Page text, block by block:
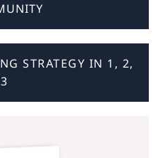
STRATEGY IN 1, 2,
3